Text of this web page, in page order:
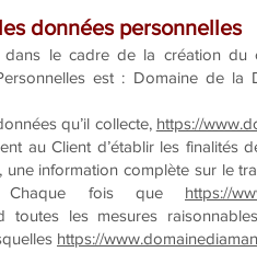
données personnelles
dans le cadre de la création
est : Domaine de la
qu’il collecte, https://
au Client d’établir les
information complète sur le
Chaque fois que https://
toutes les mesures
https://